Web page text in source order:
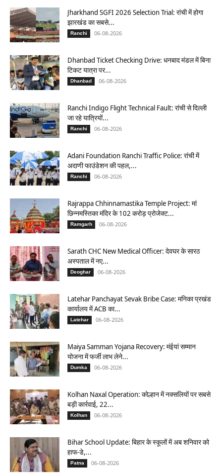
Jharkhand SGFI 2026 Selection Trial: रांची में होगा
झारखंड का सबसे...
Ranchi 06-08-2026
Dhanbad Ticket Checking Drive: धनबाद मंडल में बिना
टिकट यात्रा पर...
Dhanbad 06-08-2026
Ranchi Indigo Flight Technical Fault: रांची से दिल्ली
जा रहे यात्रियों...
Ranchi 06-08-2026
Adani Foundation Ranchi Traffic Police: रांची में
अदाणी फाउंडेशन की पहल,...
Ranchi 06-08-2026
Rajrappa Chhinnamastika Temple Project: मां
छिन्नमस्तिका मंदिर के 102 करोड़ प्रोजेक्ट...
Ramgarh 06-08-2026
Sarath CHC New Medical Officer: देवघर के सारठ
अस्पताल में नए...
Deoghar 06-08-2026
Latehar Panchayat Sevak Bribe Case: मनिका प्रखंड
कार्यालय में ACB का...
Latehar 06-08-2026
Maiya Samman Yojana Recovery: मंईयां सम्मान
योजना में फर्जी लाभ लेने...
Dumka 06-08-2026
Kolhan Naxal Operation: कोल्हान में नक्सलियों पर सबसे
बड़ी कार्रवाई, 22...
Kolhan 06-08-2026
Bihar School Update: बिहार के स्कूलों में अब शनिवार को
हाफ-डे,...
Patna 06-08-2026